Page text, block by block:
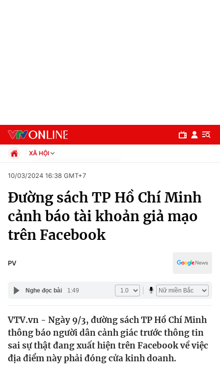
Chuyên mục
Chính trị
Thế giới
Tin tức
Kinh tế
XÃ HỘI
Xã hội
Pháp luật
Kinh tế
Thể thao
Truyền hình
Giáo dục
10/03/2024 16:38 GMT+7
Đường sách TP Hồ Chí Minh
cảnh báo tài khoản giả mạo
trên Facebook
PV
Nghe đọc bài 1:49
VTV.vn - Ngày 9/3, đường sách TP Hồ Chí Minh
thông báo người dân cảnh giác trước thông tin
sai sự thật đang xuất hiện trên Facebook về việc
địa điểm này phải đóng cửa kinh doanh.